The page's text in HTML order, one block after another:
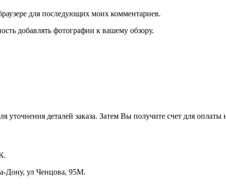
для последующих моих комментариев.
добавлять фотографии к вашему обзору.
деталей заказа. Затем Вы получите счет для оплаты
Дону, ул Ченцова, 95М.